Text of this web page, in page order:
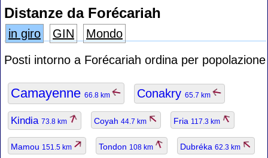
Distanze da Forécariah
in giro GIN
Mondo
Posti intorno a Forécariah ordina per popolazione
Camayenne 66.8 km Conakry 65.7 km
Kindia 73.8 km Coyah 44.7 km Fria 117.3 km
Mamou 151.5 km Tondon 108 km Dubréka 62.3 km